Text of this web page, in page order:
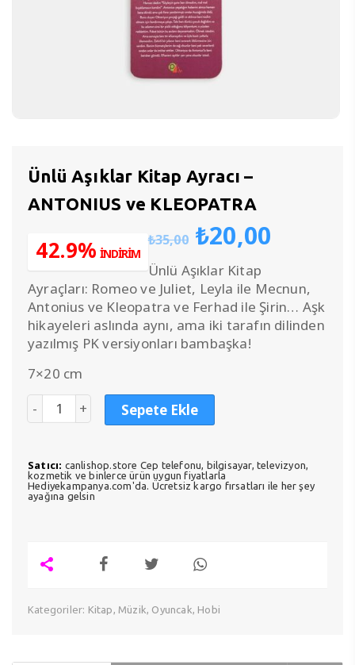
Ünlü Aşıklar Kitap Ayracı –
ANTONIUS ve KLEOPATRA
₺35,00 Orijinal
fiyat:
₺35,00.
₺20,00
42.9% İNDİRİM
Ünlü Aşıklar Kitap
Ayraçları: Romeo ve Juliet, Leyla ile Mecnun,
Antonius ve Kleopatra ve Ferhad ile Şirin… Aşk
hikayeleri aslında aynı, ama iki tarafın dilinden
yazılmış PK versiyonları bambaşka!
7×20 cm
Sepete Ekle
Satıcı: canlishop.store Cep telefonu, bilgisayar, televizyon,
kozmetik ve binlerce ürün uygun fiyatlarla
Hediyekampanya.com'da. Ücretsiz kargo fırsatları ile her şey
ayağına gelsin
Kategoriler: Kitap, Müzik, Oyuncak, Hobi